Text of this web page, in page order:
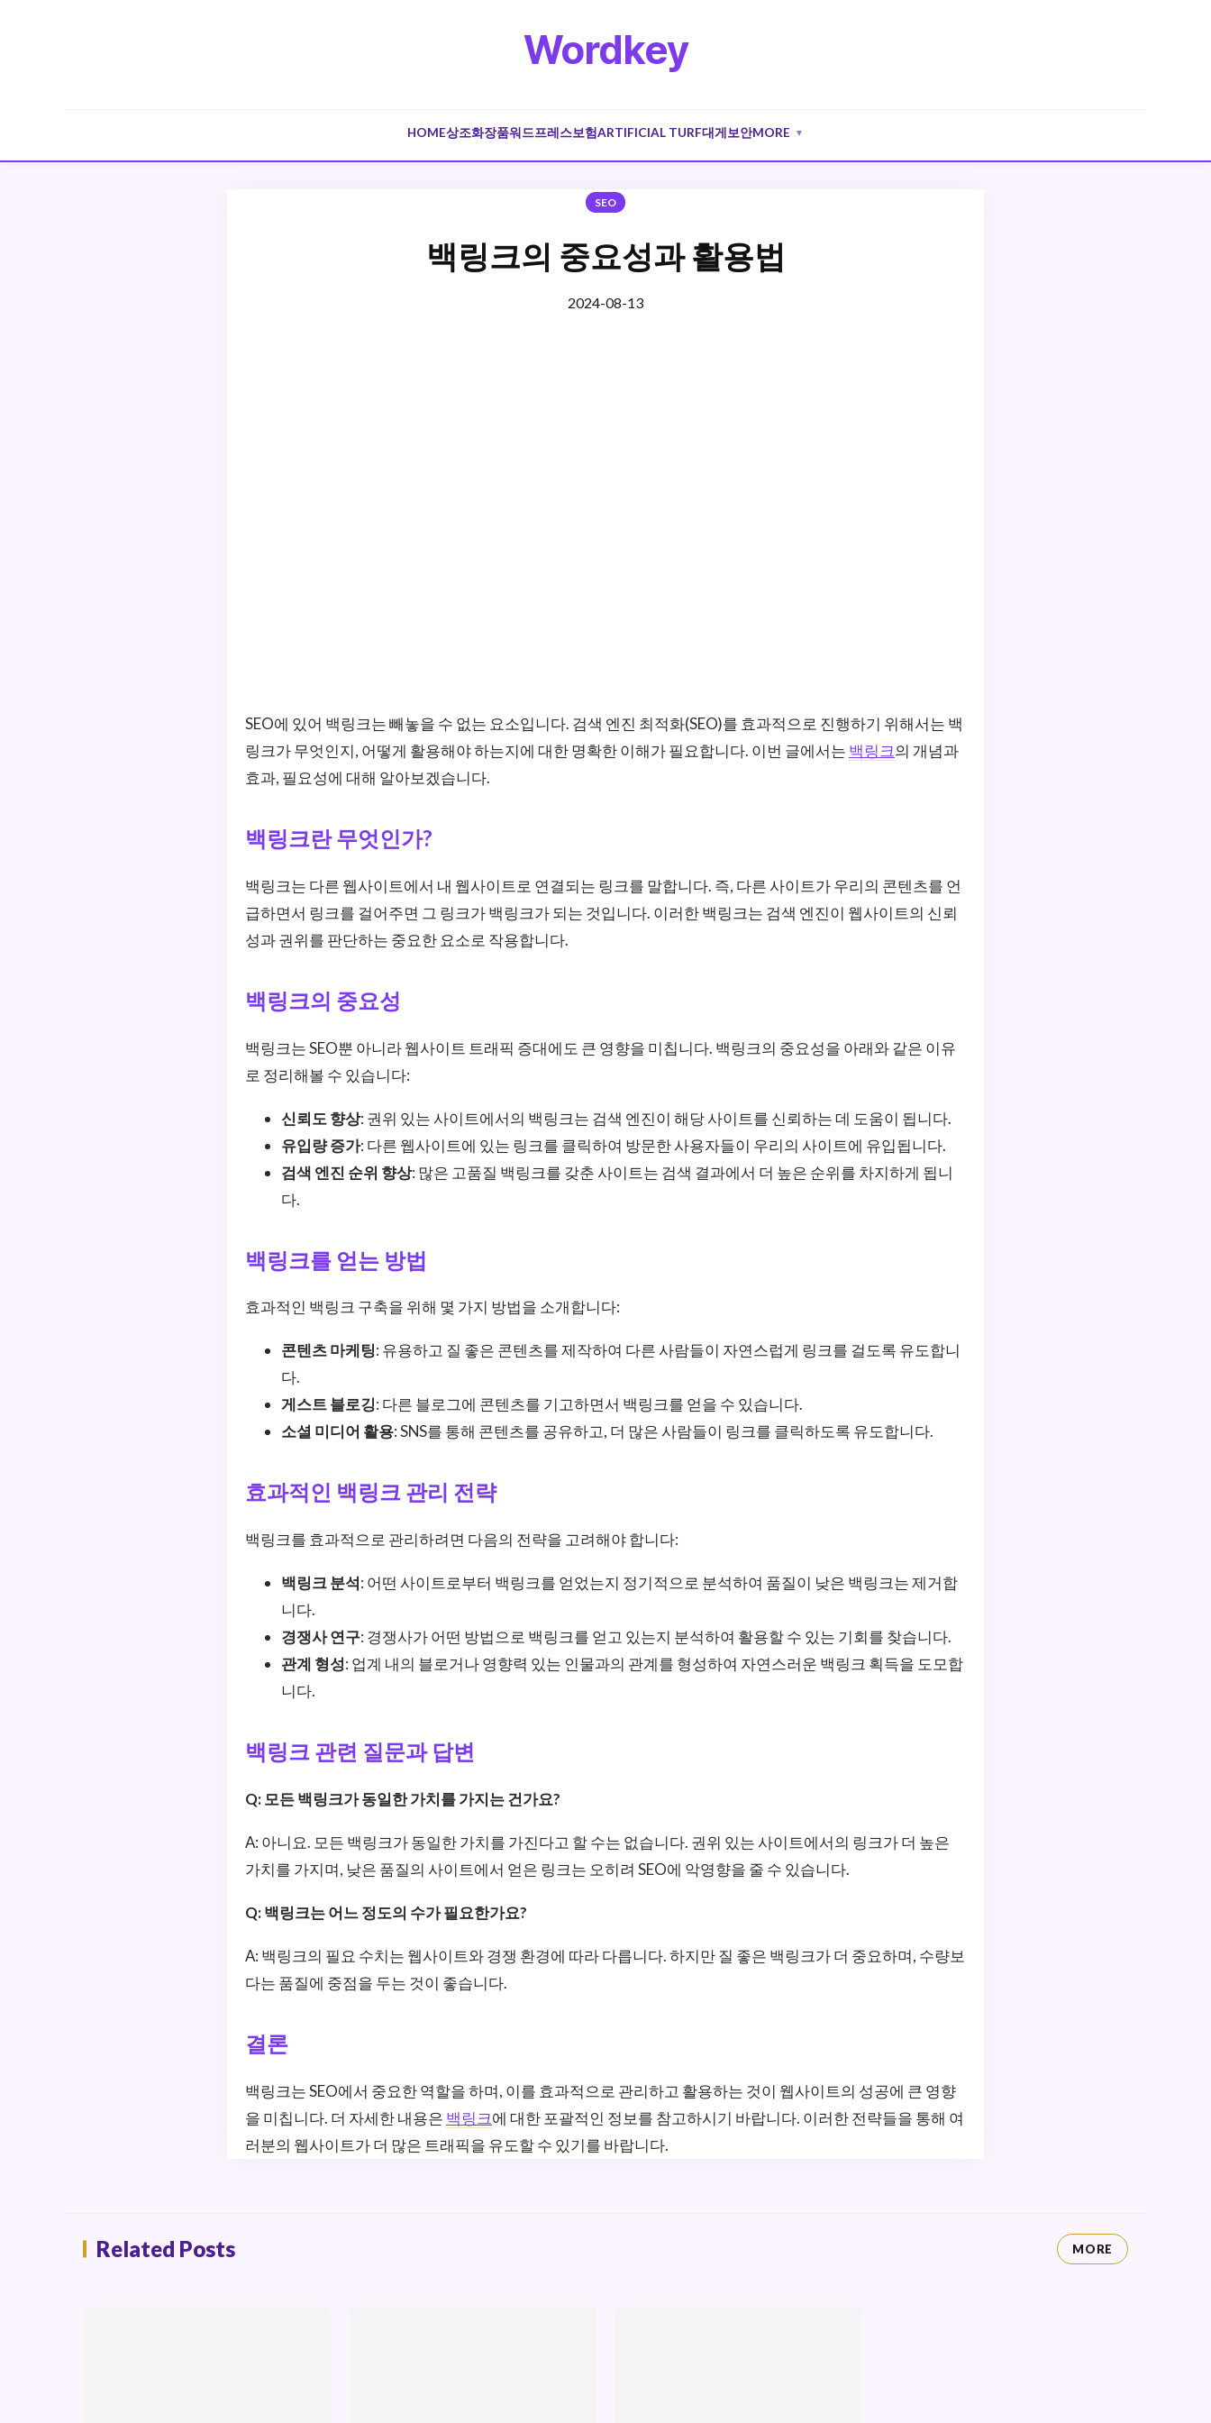
Wordkey
HOME상조화장품워드프레스보험ARTIFICIAL TURF대게 보안MORE ▼
SEO
백링크의 중요성과 활용법
2024-08-13
SEO에 있어 백링크는 빼놓을 수 없는 요소입니다. 검색 엔진 최적화(SEO)를 효과적으로 진행하기 위해서는 백
링크가 무엇인지, 어떻게 활용해야 하는지에 대한 명확한 이해가 필요합니다. 이번 글에서는 백링크의 개념과
효과, 필요성에 대해 알아보겠습니다.
백링크란 무엇인가?
백링크는 다른 웹사이트에서 내 웹사이트로 연결되는 링크를 말합니다. 즉, 다른 사이트가 우리의 콘텐츠를 언
급하면서 링크를 걸어주면 그 링크가 백링크가 되는 것입니다. 이러한 백링크는 검색 엔진이 웹사이트의 신뢰
성과 권위를 판단하는 중요한 요소로 작용합니다.
백링크의 중요성
백링크는 SEO뿐 아니라 웹사이트 트래픽 증대에도 큰 영향을 미칩니다. 백링크의 중요성을 아래와 같은 이유
로 정리해볼 수 있습니다:
신뢰도 향상: 권위 있는 사이트에서의 백링크는 검색 엔진이 해당 사이트를 신뢰하는 데 도움이 됩니다.
유입량 증가: 다른 웹사이트에 있는 링크를 클릭하여 방문한 사용자들이 우리의 사이트에 유입됩니다.
검색 엔진 순위 향상: 많은 고품질 백링크를 갖춘 사이트는 검색 결과에서 더 높은 순위를 차지하게 됩니
다.
백링크를 얻는 방법
효과적인 백링크 구축을 위해 몇 가지 방법을 소개합니다:
콘텐츠 마케팅: 유용하고 질 좋은 콘텐츠를 제작하여 다른 사람들이 자연스럽게 링크를 걸도록 유도합니
다.
게스트 블로깅: 다른 블로그에 콘텐츠를 기고하면서 백링크를 얻을 수 있습니다.
소셜 미디어 활용: SNS를 통해 콘텐츠를 공유하고, 더 많은 사람들이 링크를 클릭하도록 유도합니다.
효과적인 백링크 관리 전략
백링크를 효과적으로 관리하려면 다음의 전략을 고려해야 합니다:
백링크 분석: 어떤 사이트로부터 백링크를 얻었는지 정기적으로 분석하여 품질이 낮은 백링크는 제거합
니다.
경쟁사 연구: 경쟁사가 어떤 방법으로 백링크를 얻고 있는지 분석하여 활용할 수 있는 기회를 찾습니다.
관계 형성: 업계 내의 블로거나 영향력 있는 인물과의 관계를 형성하여 자연스러운 백링크 획득을 도모합
니다.
백링크 관련 질문과 답변
Q: 모든 백링크가 동일한 가치를 가지는 건가요?
A: 아니요. 모든 백링크가 동일한 가치를 가진다고 할 수는 없습니다. 권위 있는 사이트에서의 링크가 더 높은
가치를 가지며, 낮은 품질의 사이트에서 얻은 링크는 오히려 SEO에 악영향을 줄 수 있습니다.
Q: 백링크는 어느 정도의 수가 필요한가요?
A: 백링크의 필요 수치는 웹사이트와 경쟁 환경에 따라 다릅니다. 하지만 질 좋은 백링크가 더 중요하며, 수량보
다는 품질에 중점을 두는 것이 좋습니다.
결론
백링크는 SEO에서 중요한 역할을 하며, 이를 효과적으로 관리하고 활용하는 것이 웹사이트의 성공에 큰 영향
을 미칩니다. 더 자세한 내용은 백링크에 대한 포괄적인 정보를 참고하시기 바랍니다. 이러한 전략들을 통해 여
러분의 웹사이트가 더 많은 트래픽을 유도할 수 있기를 바랍니다.
Related Posts MORE